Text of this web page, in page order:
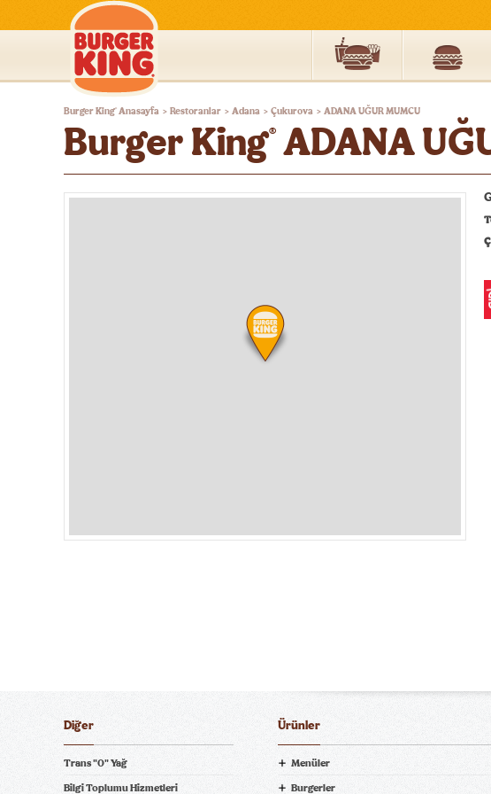
Burger
Türkiye
Burger King® Anasayfa > Restoranlar > Adana > Çukurova > ADANA UĞUR MUMCU
Burger King® ADANA
Ürünler
Menüler
Burgerler
Diğer
Trans "0" Yağ
Bilgi Toplumu Hizmetleri